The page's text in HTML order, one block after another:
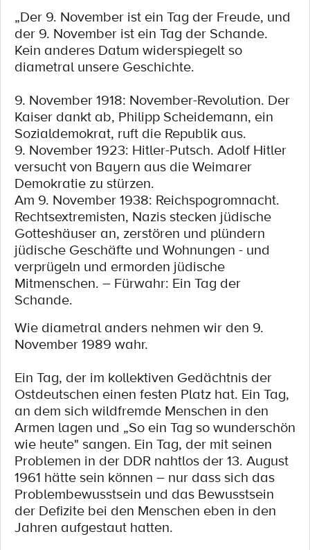
„Der 9. November ist ein Tag der Freude, und
der 9. November ist ein Tag der Schande.
Kein anderes Datum widerspiegelt so
diametral unsere Geschichte.
9. November 1918: November-Revolution. Der
Kaiser dankt ab, Philipp Scheidemann, ein
Sozialdemokrat, ruft die Republik aus.
9. November 1923: Hitler-Putsch. Adolf Hitler
versucht von Bayern aus die Weimarer
Demokratie zu stürzen.
Am 9. November 1938: Reichspogromnacht.
Rechtsextremisten, Nazis stecken jüdische
Gotteshäuser an, zerstören und plündern
jüdische Geschäfte und Wohnungen - und
verprügeln und ermorden jüdische
Mitmenschen. – Fürwahr: Ein Tag der
Schande.
Wie diametral anders nehmen wir den 9.
November 1989 wahr.
Ein Tag, der im kollektiven Gedächtnis der
Ostdeutschen einen festen Platz hat. Ein Tag,
an dem sich wildfremde Menschen in den
Armen lagen und „So ein Tag so wunderschön
wie heute" sangen. Ein Tag, der mit seinen
Problemen in der DDR nahtlos der 13. August
1961 hätte sein können – nur dass sich das
Problembewusstsein und das Bewusstsein
der Defizite bei den Menschen eben in den
Jahren aufgestaut hatten.